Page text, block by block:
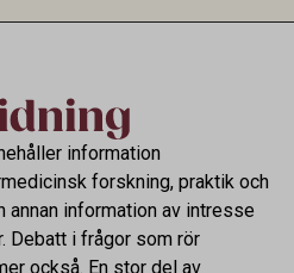
information
forskning, praktik och
information av intresse
Debatt i frågor som rör
också. En stor del av